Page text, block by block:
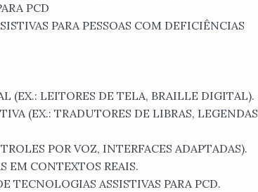
PCD
PARA PESSOAS COM DEFICIÊNCIAS
(EX.: LEITORES DE TELA, BRAILLE DIGITAL).
(EX.: TRADUTORES DE LIBRAS, LEGENDAS
POR VOZ, INTERFACES ADAPTADAS).
EM CONTEXTOS REAIS.
TECNOLOGIAS ASSISTIVAS PARA PCD.